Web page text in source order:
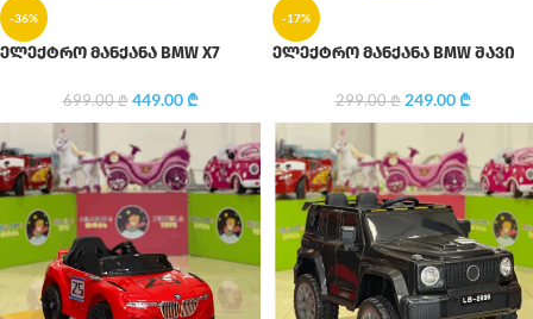
-36%
ელექტრო მანქანა BMW X7
699.00₾ 449.00₾
-17%
ელექტრო მანქანა BMW შავი
299.00₾ 249.00₾